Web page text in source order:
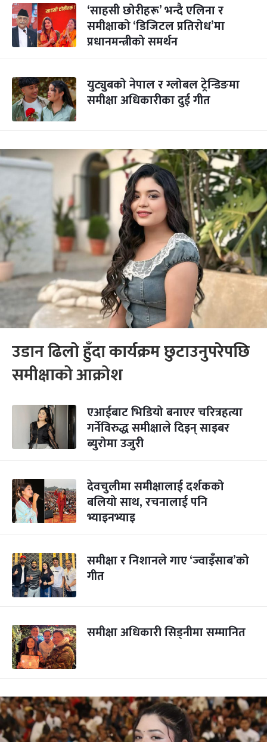
‘साहसी छोरीहरू’ भन्दै एलिना र
समीक्षाको ‘डिजिटल प्रतिरोध’मा
प्रधानमन्त्रीको समर्थन
युट्युबको नेपाल र ग्लोबल ट्रेन्डिङमा
समीक्षा अधिकारीका दुई गीत
उडान ढिलो हुँदा कार्यक्रम छुटाउनुपरेपछि
समीक्षाको आक्रोश
एआईबाट भिडियो बनाएर चरित्रहत्या
गर्नेविरुद्ध समीक्षाले दिइन् साइबर
ब्युरोमा उजुरी
देवचुलीमा समीक्षालाई दर्शकको
बलियो साथ, रचनालाई पनि
भ्याइनभ्याइ
समीक्षा र निशानले गाए ‘ज्वाइँसाब’को
गीत
समीक्षा अधिकारी सिड्नीमा सम्मानित